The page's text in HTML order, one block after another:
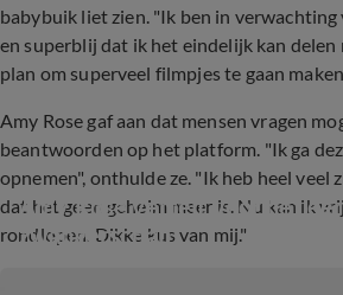
babybuik liet zien. "Ik ben in
en superblij dat ik het eindelijk kan delen
plan om superveel filmpjes te gaan
Amy Rose gaf aan dat mensen vragen
beantwoorden op het platform. "Ik ga
opnemen", onthulde ze. "Ik heb heel veel
dat het geen geheim meer is. Nu kan ik
rondlopen. Dikke kus van mij."
Amy Rose vertelt voor het
zwangerschap